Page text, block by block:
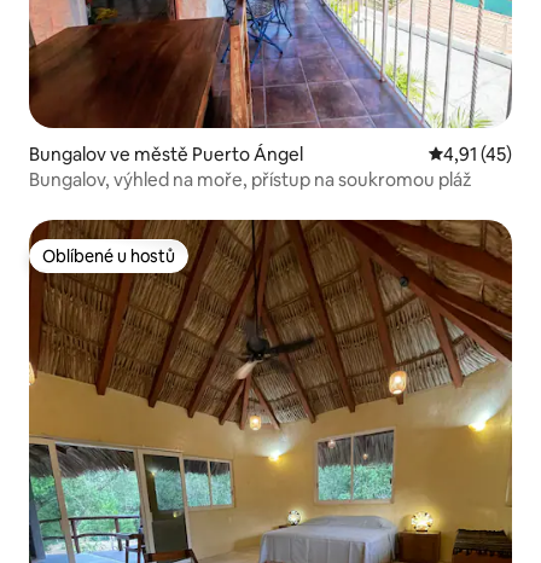
Bungalov ve městě Puerto Ángel Průměrné
4,91 (45)
Bungalov, výhled na moře, přístup na soukromou pláž
Oblíbené u hostů
Oblíbené u hostů